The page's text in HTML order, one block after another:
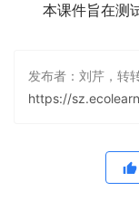
本课件旨在测
发布者：刘芹，转
https://